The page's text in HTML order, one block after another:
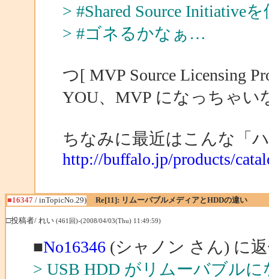
> #Shared Source Initiative
> #ゴネるかなぁ…
つ[ MVP Source Licensing
YOU、MVP になっちゃい
ちなみに最近はこんな「
http://buffalo.jp/products/
■16347 / inTopicNo.29) Re[11]: リムーバブルメディアとHDDの違い
□投稿者/ れい (461回)-(2008/04/03(Thu) 11:49:59)
■No16346 (シャノン さん) に
> USB HDD がリムーバブル